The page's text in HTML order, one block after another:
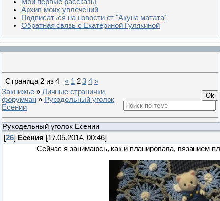
Мои первые рассказы
Архив моих увлечений
Подписаться на новости от "Акуна матата"
Обратная связь с Екатериной Гулякиной
Страница 2 из 4 « 1 2 3 4 »
Закнижье » Личные странички
форумчан » Рукодельный уголок
Есении
Рукодельный уголок Есении
[26] Есения [17.05.2014, 00:46]
Сейчас я занимаюсь, как и планировала, вязанием